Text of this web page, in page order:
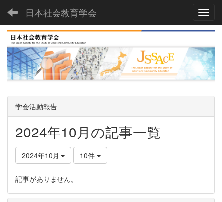
日本社会教育学会
学会活動報告
2024年10月の記事一覧
2024年10月 10件
記事がありません。